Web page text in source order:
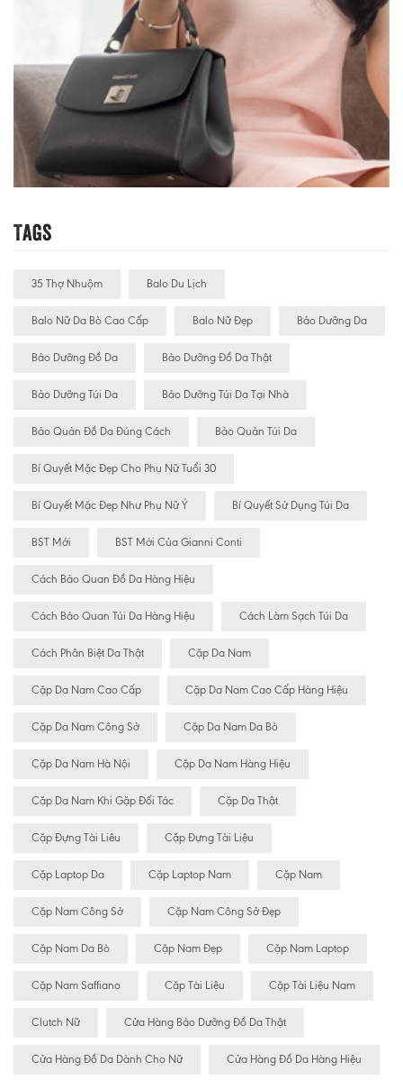
Tags
35 Thợ Nhuộm Balo Du Lịch
Balo Nữ Da Bò Cao Cấp Balo Nữ Đẹp Bảo Dưỡng Da
Bảo Dưỡng Đồ Da Bảo Dưỡng Đồ Da Thật
Bảo Dưỡng Túi Da Bảo Dưỡng Túi Da Tại Nhà
Bảo Quản Đồ Da Đúng Cách Bảo Quản Túi Da
Bí Quyết Mặc Đẹp Cho Phụ Nữ Tuổi 30
Bí Quyết Mặc Đẹp Như Phụ Nữ Ý Bí Quyết Sử Dụng Túi Da
BST Mới BST Mới Của Gianni Conti
Cách Bảo Quan Đồ Da Hàng Hiệu
Cách Bảo Quan Túi Da Hàng Hiệu Cách Làm Sạch Túi Da
Cách Phân Biệt Da Thật Cặp Da Nam
Cặp Da Nam Cao Cấp Cặp Da Nam Cao Cấp Hàng Hiệu
Cặp Da Nam Công Sở Cặp Da Nam Da Bò
Cặp Da Nam Hà Nội Cặp Da Nam Hàng Hiệu
Cặp Da Nam Khi Gặp Đối Tác Cặp Da Thật
Cặp Đựng Tài Liêu Cặp Đựng Tài Liệu
Cặp Laptop Da Cặp Laptop Nam Cặp Nam
Cặp Nam Công Sở Cặp Nam Công Sở Đẹp
Cặp Nam Da Bò Cặp Nam Đẹp Cặp Nam Laptop
Cặp Nam Saffiano Cặp Tài Liệu Cặp Tài Liệu Nam
Clutch Nữ Cửa Hàng Bảo Dưỡng Đồ Da Thật
Cửa Hàng Đồ Da Dành Cho Nữ Cửa Hàng Đồ Da Hàng Hiệu